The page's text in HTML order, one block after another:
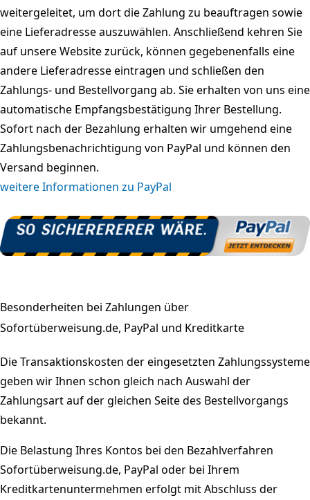
weitergeleitet, um dort die Zahlung zu beauftragen sowie
eine Lieferadresse auszuwählen. Anschließend kehren Sie
auf unsere Website zurück, können gegebenenfalls eine
andere Lieferadresse eintragen und schließen den
Zahlungs- und Bestellvorgang ab. Sie erhalten von uns eine
automatische Empfangsbestätigung Ihrer Bestellung.
Sofort nach der Bezahlung erhalten wir umgehend eine
Zahlungsbenachrichtigung von PayPal und können den
Versand beginnen.
weitere Informationen zu PayPal
Besonderheiten bei Zahlungen über
Sofortüberweisung.de, PayPal und Kreditkarte
Die Transaktionskosten der eingesetzten Zahlungssysteme
geben wir Ihnen schon gleich nach Auswahl der
Zahlungsart auf der gleichen Seite des Bestellvorgangs
bekannt.
Die Belastung Ihres Kontos bei den Bezahlverfahren
Sofortüberweisung.de, PayPal oder bei Ihrem
Kreditkartenuntermehmen erfolgt mit Abschluss der